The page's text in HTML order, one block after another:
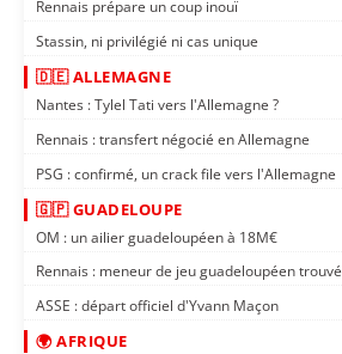
Rennais prépare un coup inouï
Stassin, ni privilégié ni cas unique
🇩🇪 ALLEMAGNE
Nantes : Tylel Tati vers l'Allemagne ?
Rennais : transfert négocié en Allemagne
PSG : confirmé, un crack file vers l'Allemagne
🇬🇵 GUADELOUPE
OM : un ailier guadeloupéen à 18M€
Rennais : meneur de jeu guadeloupéen trouvé
ASSE : départ officiel d'Yvann Maçon
🌍 AFRIQUE